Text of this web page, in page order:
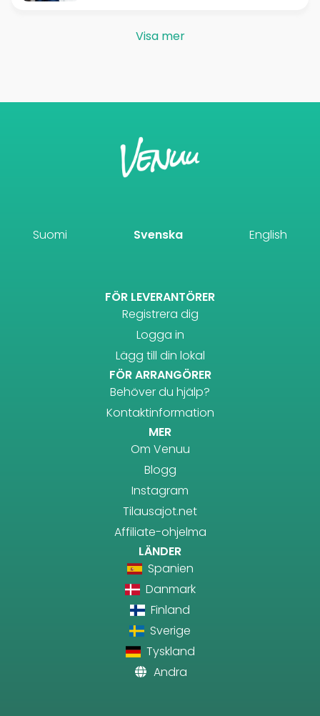
Visa mer
Suomi Svenska English
FÖR LEVERANTÖRER
Registrera dig
Logga in
Lägg till din lokal
FÖR ARRANGÖRER
Behöver du hjälp?
Kontaktinformation
MER
Om Venuu
Blogg
Instagram
Tilausajot.net
Affiliate-ohjelma
LÄNDER
Spanien
Danmark
Finland
Sverige
Tyskland
Andra